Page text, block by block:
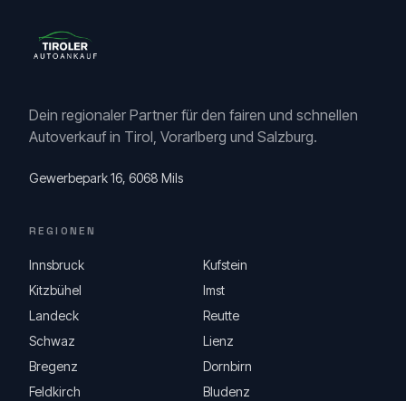
Dein regionaler Partner für den fairen und schnellen
Autoverkauf in Tirol, Vorarlberg und Salzburg.
Gewerbepark 16, 6068 Mils
REGIONEN
Innsbruck
Kufstein
Kitzbühel
Imst
Landeck
Reutte
Schwaz
Lienz
Bregenz
Dornbirn
Feldkirch
Bludenz